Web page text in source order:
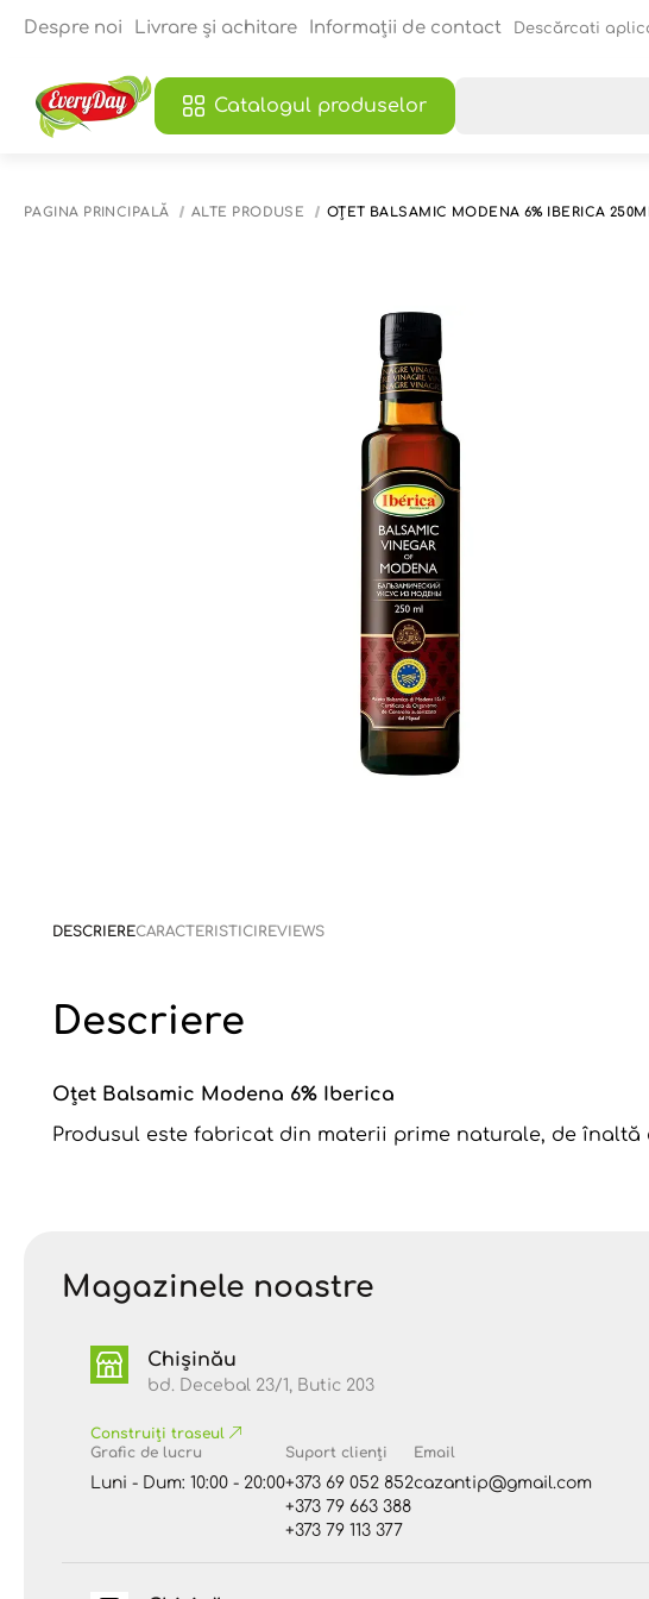
Despre noi Livrare și achitare Informații de contact Descărcati
Catalogul produselor
PAGINA PRINCIPALĂ ALTE PRODUSE OȚET BALSAMIC MODENA 6% IBERICA
DESCRIERECARACTERISTICI REVIEWS
Descriere
Oțet Balsamic Modena 6% Iberica
Produsul este fabricat din materii prime naturale, de
Magazinele noastre
Chișinău
bd. Decebal 23/1, Butic 203
Construiți traseul
Grafic de lucru
Luni - Dum: 10:00 - 20:00
Suport clienți
+373 69 052 852
+373 79 663 388
+373 79 113 377
Email
cazantip@gmail.com